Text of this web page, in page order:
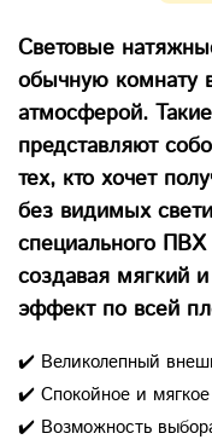
Световые
обычную комнату
атмосферой.
представляют
тех, кто хочет
без видимых
специального ПВХ
создавая мягкий
эффект по всей
✔️ Великолепный
✔️ Спокойное и
✔️ Возможность